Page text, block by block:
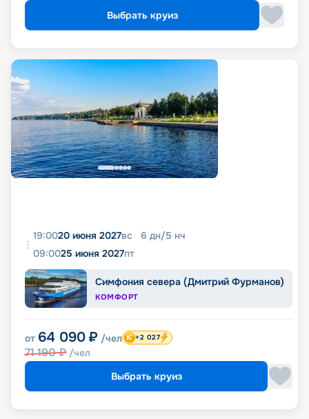
Выбрать круиз
19:0020 июня 2027вс 6 дн/5 нч
09:0025 июня 2027пт
Симфония севера (Дмитрий Фурманов)
КОМФОРТ
от 64 090 ₽ /чел
71 190₽ /чел
+2 027
Выбрать круиз